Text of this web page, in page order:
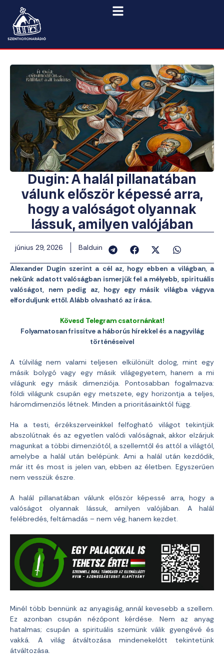
Dugin: A halál pillanatában
válunk először képessé arra,
hogy a valóságot olyannak
lássuk, amilyen valójában
június 29, 2026 Balduin
Alexander Dugin szerint a cél az, hogy ebben a világban, a
nekünk adatott valóságban ismerjük fel a mélyebb, spirituális
valóságot, nem pedig az, hogy egy másik világba vágyva
elforduljunk ettől. Alább olvasható az írása.
Kövesd Telegram csatornánkat!
Folyamatosan frissítve a háborús hírekkel és a nagyvilág
történéseivel
A túlvilág nem valami teljesen elkülönült dolog, mint egy
másik bolygó vagy egy másik világegyetem, hanem a mi
világunk egy másik dimenziója. Pontosabban fogalmazva:
földi világunk csupán egy metszete, egy horizontja a teljes,
háromdimenziós létnek. Minden a prioritásainktól függ.
Ha a testi, érzékszerveinkkel felfogható világot tekintjük
abszolútnak és az egyetlen valódi valóságnak, akkor elzárjuk
magunkat a többi dimenziótól, a szellemtől és attól a világtól,
amelybe a halál után belépünk. Ami a halál után kezdődik,
már itt és most is jelen van, ebben az életben. Egyszerűen
nem vesszük észre.
A halál pillanatában válunk először képessé arra, hogy a
valóságot olyannak lássuk, amilyen valójában. A halál
felébredés, feltámadás – nem vég, hanem kezdet.
Minél több bennünk az anyagiság, annál kevesebb a szellem.
Ez azonban csupán nézőpont kérdése. Nem az anyag
hatalmas; csupán a spirituális szemünk válik gyengévé és
vakká. A világ átváltozása mindenekelőtt tekintetünk
átváltozása.